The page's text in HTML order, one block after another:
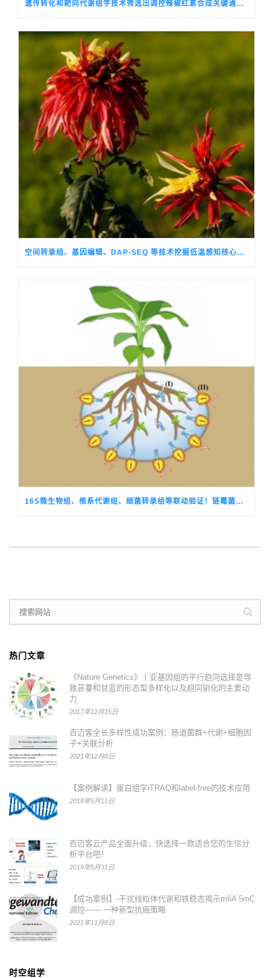
遗传转化和靶向代谢组学技术筛选出调控辣椒红素合成关键通路基因的候选转录因子CALSH10
空间转录组、基因编辑、DAP-SEQ 等技术挖掘低温感知核心调控基因，破解观赏菊季节性生长转换的关键机制
16S微生物组、根系代谢组、细菌转录组等联动验证！链霉菌释放倍半萜VOC驱动香蕉分泌10-HCA组装抗病芽孢菌群
热门文章
《Nature Genetics》丨亚基因组的平行趋同选择是导
致芸薹和甘蓝的形态型多样化以及趋同驯化的主要动
力
2017年12月15日
百迈客全长多样性成功案例：肠道菌群+代谢+细胞因
子+关联分析
2021年12月8日
【案例解读】蛋白组学iTRAQ和label-free的技术应用
2018年5月11日
百迈客云产品全面升级，快选择一款适合您的生信分
析平台吧！
2019年5月31日
【成功案例】-干扰线粒体代谢和铁稳态揭示m6A 5mC
调控—— 一种新型抗癌策略
2021年11月8日
时空组学